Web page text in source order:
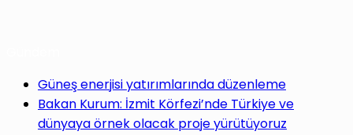
Güneş enerjisi yatırımlarında düzenleme
Bakan Kurum: İzmit Körfezi’nde Türkiye ve
dünyaya örnek olacak proje yürütüyoruz